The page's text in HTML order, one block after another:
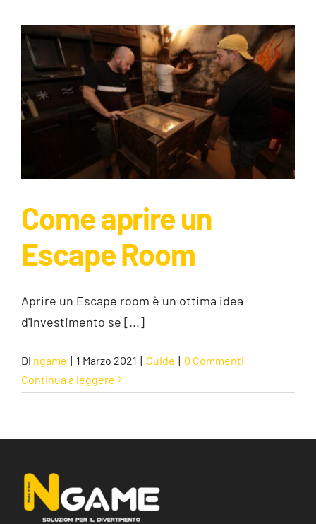
Come aprire un Escape Room
Come aprire un
Escape Room
Aprire un Escape room è un ottima idea
d'investimento se [...]
Di ngame | 1 Marzo 2021 | Guide | 0 Commenti
Continua a leggere